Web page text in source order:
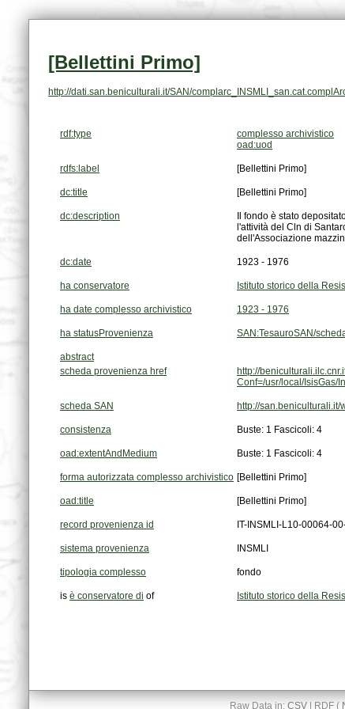
[Bellettini Primo]
http://dati.san.beniculturali.it/SAN/
rdf:type
complesso archivistico
oad:uod
rdfs:label [Bellettini Primo]
dc:title [Bellettini Primo]
dc:description
dell'Associazione
dc:date 1923 - 1976
ha conservatore Istituto storico della
ha date complesso archivistico 1923 - 1976
ha statusProvenienza SAN:TesauroSAN/
abstract
scheda provenienza href
Conf=/usr/local/IsisGas/
scheda SAN http://
consistenza Buste: 1 Fascicoli: 4
oad:extentAndMedium Buste: 1 Fascicoli: 4
forma autorizzata complesso archivistico [Bellettini Primo]
oad:title [Bellettini Primo]
record provenienza id IT-INSMLI-L10-00064-
sistema provenienza INSMLI
tipologia complesso fondo
is è conservatore di of Istituto storico della
Raw Data in: CSV| RDF (